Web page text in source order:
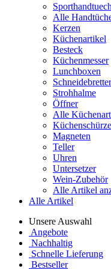
Alle
Kerzen
Küchenartikel
Besteck
Küchenmesser
Lunchboxen
Schneidebretter
Strohhalme
Öffner
Alle
Magneten
Teller
Uhren
Untersetzer
Wein-Zubehör
Alle Artikel
Alle Artikel
Unsere Auswahl
Angebote
Nachhaltig
Schnelle Lieferung
Bestseller